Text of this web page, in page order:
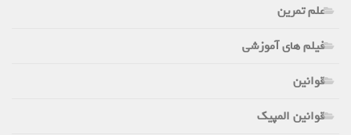
علم تمرین
فیلم های آموزشی
قوانین
قوانین المپیک